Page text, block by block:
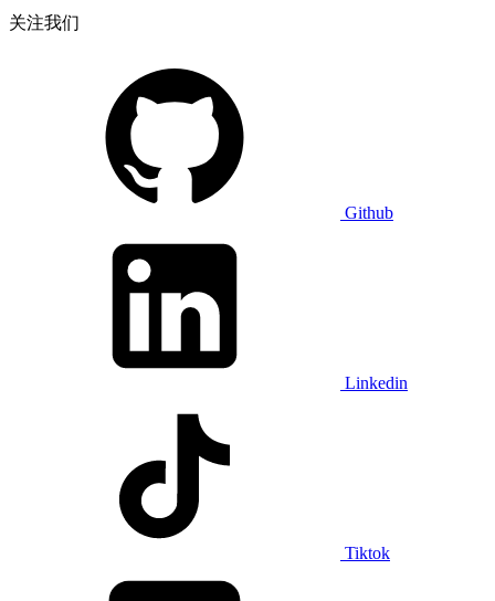
关注我们
Github
Linkedin
Tiktok